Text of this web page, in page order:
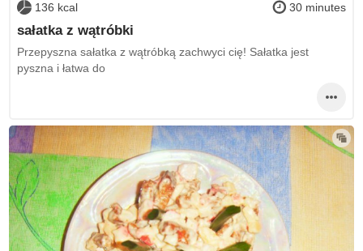
136 kcal 30 minutes
sałatka z wątróbki
Przepyszna sałatka z wątróbką zachwyci cię! Sałatka jest
pyszna i łatwa do